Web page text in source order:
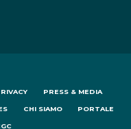
PRESS & MEDIA
CHI SIAMO PORTALE